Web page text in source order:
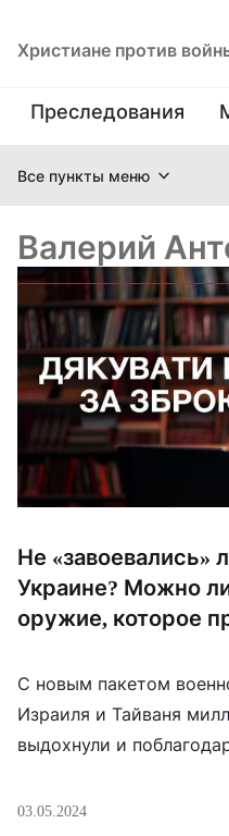
Христиане против
Преследования
Все пункты меню
Валерий
Не «завоевались»
Украине? Можно
оружие, которое
С новым пакетом
Израиля и Тайваня
выдохнули и
баптистов Валерий
03.05.2024